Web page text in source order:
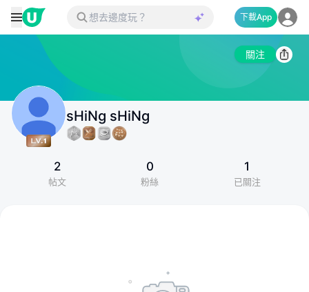
下載App
關注
sHiNg sHiNg
2
帖文
0
粉絲
1
已關注